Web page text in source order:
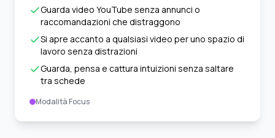
Guarda video YouTube senza annunci o
raccomandazioni che distraggono
Si apre accanto a qualsiasi video per uno spazio di
lavoro senza distrazioni
Guarda, pensa e cattura intuizioni senza saltare
tra schede
Modalità Focus